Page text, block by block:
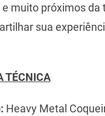
muito próximos da
sua
TÉCNICA
Heavy Metal